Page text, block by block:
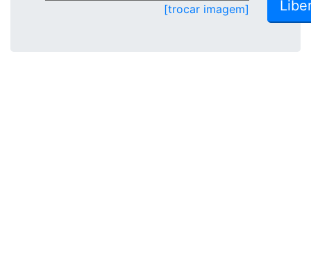
[trocar imagem]